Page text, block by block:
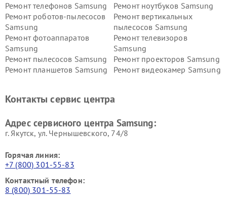
Ремонт телефонов Samsung
Ремонт ноутбуков Samsung
Ремонт роботов-пылесосов
Samsung
Ремонт вертикальных
пылесосов Samsung
Ремонт фотоаппаратов
Samsung
Ремонт телевизоров
Samsung
Ремонт пылесосов Samsung
Ремонт проекторов Samsung
Ремонт планшетов Samsung
Ремонт видеокамер Samsung
Контакты сервис центра
Адрес сервисного центра Samsung:
г. Якутск, ул. Чернышевского, 74/8
Горячая линия:
+7 (800) 301-55-83
Контактный телефон:
8 (800) 301-55-83